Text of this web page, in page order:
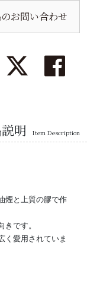
お問い合わせ
明 Item Description
煙と上質の膠で作
です。
く愛用されていま